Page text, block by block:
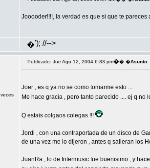
Jooooder!!!!, la verdad es que si que te
�'); //-->
Publicado: Jue Ago 12, 2004 6:33 pm�� �Asunto:
Joer , es q ya no se como tomarme esto ...
Me hace gracia , pero tanto parecido .... ej q
Q estais colgaos colegas !!!
Jordi , con una contraportada de un disco de
de una vez me lo dijeron , antes q salieran los
JuanRa , lo de Intermusic fue buenisimo , y